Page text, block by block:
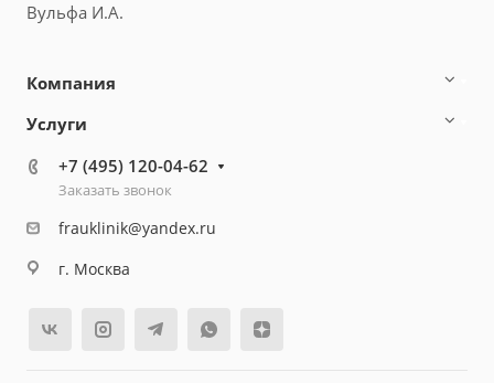
Вульфа И.А.
Компания
Услуги
+7 (495) 120-04-62
Заказать звонок
frauklinik@yandex.ru
г. Москва